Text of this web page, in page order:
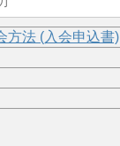
方法 (入会申込書)